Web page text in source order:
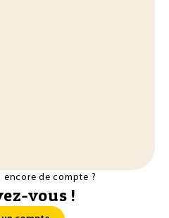
encore de compte ?
vous !